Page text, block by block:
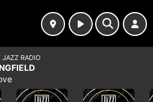
JAZZ RADIO